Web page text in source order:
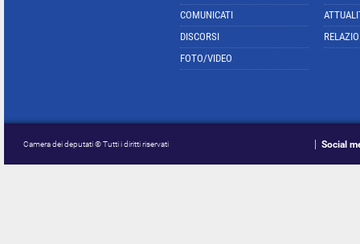
COMUNICATI
DISCORSI
FOTO/VIDEO
Camera dei deputati © Tutti i diritti riservati Social